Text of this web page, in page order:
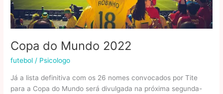
Copa do Mundo 2022
futebol / Psicologo
Já a lista definitiva com os 26 nomes convocados por Tite
para a Copa do Mundo será divulgada na próxima segunda-